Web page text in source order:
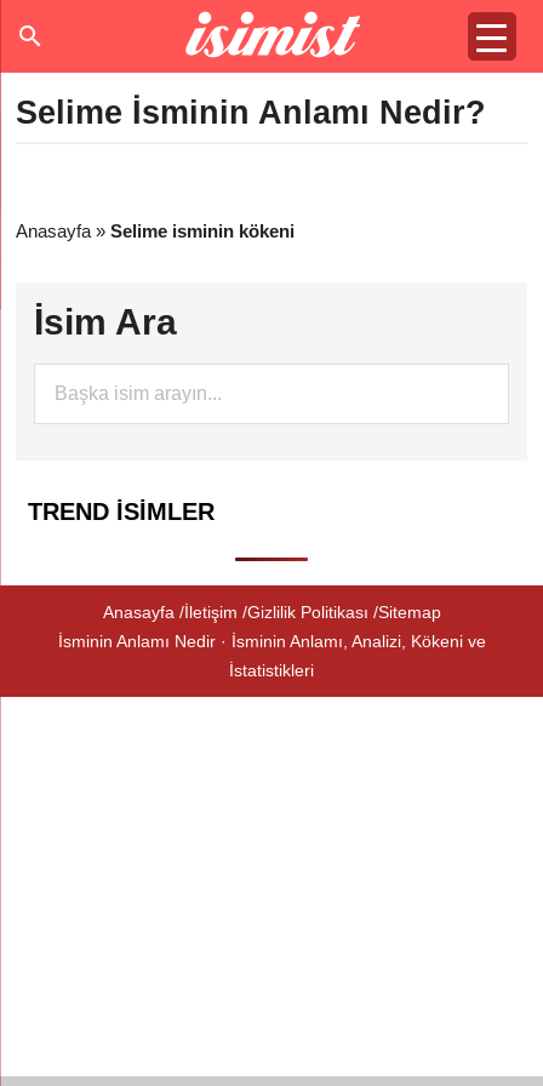
Selime İsminin Anlamı Nedir?
Anasayfa »Selime isminin kökeni
İsim Ara
TREND İSIMLER
Anasayfa İletişim Gizlilik Politikası Sitemap
İsminin Anlamı Nedir · İsminin Anlamı, Analizi, Kökeni ve
İstatistikleri